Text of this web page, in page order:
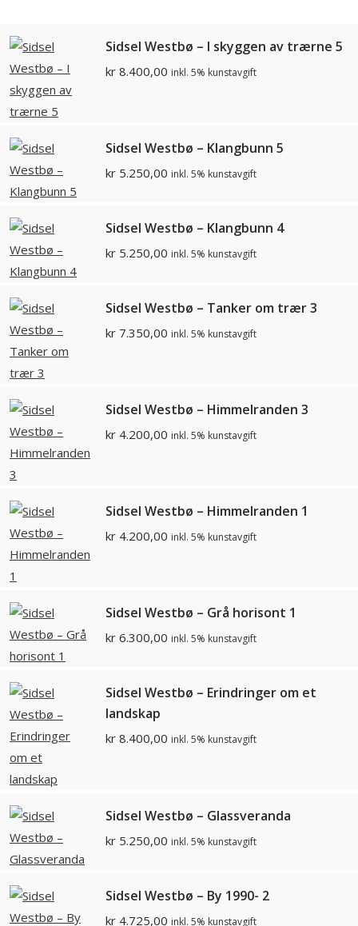
Sidsel Westbø – I skyggen av trærne 5
kr 8.400,00 inkl. 5% kunstavgift
Sidsel Westbø – Klangbunn 5
kr 5.250,00 inkl. 5% kunstavgift
Sidsel Westbø – Klangbunn 4
kr 5.250,00 inkl. 5% kunstavgift
Sidsel Westbø – Tanker om trær 3
kr 7.350,00 inkl. 5% kunstavgift
Sidsel Westbø – Himmelranden 3
kr 4.200,00 inkl. 5% kunstavgift
Sidsel Westbø – Himmelranden 1
kr 4.200,00 inkl. 5% kunstavgift
Sidsel Westbø – Grå horisont 1
kr 6.300,00 inkl. 5% kunstavgift
Sidsel Westbø – Erindringer om et
landskap
kr 8.400,00 inkl. 5% kunstavgift
Sidsel Westbø – Glassveranda
kr 5.250,00 inkl. 5% kunstavgift
Sidsel Westbø – By 1990- 2
kr 4.725,00 inkl. 5% kunstavgift